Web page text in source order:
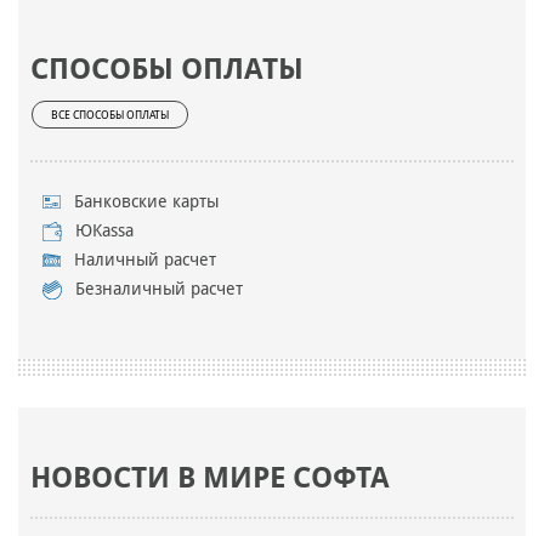
СПОСОБЫ ОПЛАТЫ
ВСЕ СПОСОБЫ ОПЛАТЫ
Банковские карты
ЮKassa
Наличный расчет
Безналичный расчет
НОВОСТИ В МИРЕ СОФТА